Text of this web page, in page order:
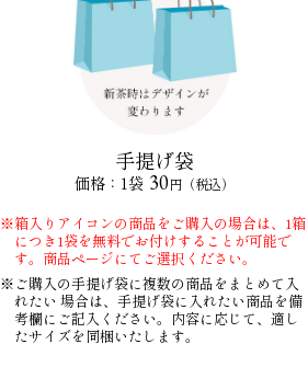
手提げ袋
価格：1袋 30円（税込）
※箱入りアイコンの商品をご購入の場合は、1箱
につき1袋を無料でお付けすることが可能で
す。商品ページにてご選択ください。
※ご購入の手提げ袋に複数の商品をまとめて入
れたい 場合は、手提げ袋に入れたい商品を備
考欄にご記入ください。内容に応じて、適し
たサイズを同梱いたします。